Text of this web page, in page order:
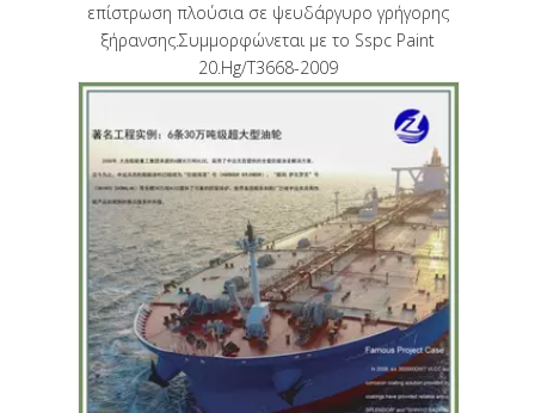
επίστρωση πλούσια σε ψευδάργυρο γρήγορης
ξήρανσης.Συμμορφώνεται με το Sspc Paint
20.Hg/T3668-2009